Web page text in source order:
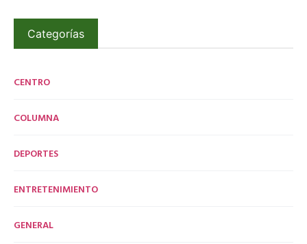
Categorías
CENTRO
COLUMNA
DEPORTES
ENTRETENIMIENTO
GENERAL